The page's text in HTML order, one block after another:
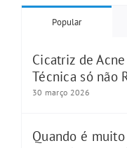
Popular
Cicatriz de
Técnica só não
30 março 2026
Quando é